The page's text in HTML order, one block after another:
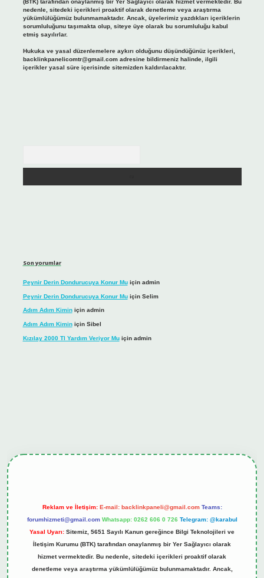
(BTK) tarafından onaylanmış bir Yer Sağlayıcı olarak hizmet vermektedir. Bu
nedenle, sitedeki içerikleri proaktif olarak denetleme veya araştırma
yükümlülüğümüz bulunmamaktadır. Ancak, üyelerimiz yazdıkları içeriklerin
sorumluluğunu taşımakta olup, siteye üye olarak bu sorumluluğu kabul
etmiş sayılırlar.
Hukuka ve yasal düzenlemelere aykırı olduğunu düşündüğünüz içerikleri,
backlinkpanelicomtr@gmail.comadresine bildirmeniz halinde, ilgili
içerikler yasal süre içerisinde sitemizden kaldırılacaktır.
Son yorumlar
Peynir Derin Dondurucuya Konur Muiçin admin
Peynir Derin Dondurucuya Konur Muiçin Selim
Adım Adım Kiminiçin admin
Adım Adım Kiminiçin Sibel
Kızılay 2000 Tl Yardım Veriyor Muiçin admin
Reklam ve İletişim: E-mail: backlinkpaneli@gmail.com Teams:
forumhizmeti@gmail.com Whatsapp: 0262 606 0 726 Telegram: @karabul
Yasal Uyarı: Sitemiz, 5651 Sayılı Kanun gereğince Bilgi Teknolojileri ve
İletişim Kurumu (BTK) tarafından onaylanmış bir Yer Sağlayıcı olarak
hizmet vermektedir. Bu nedenle, sitedeki içerikleri proaktif olarak
denetleme veya araştırma yükümlülüğümüz bulunmamaktadır. Ancak,